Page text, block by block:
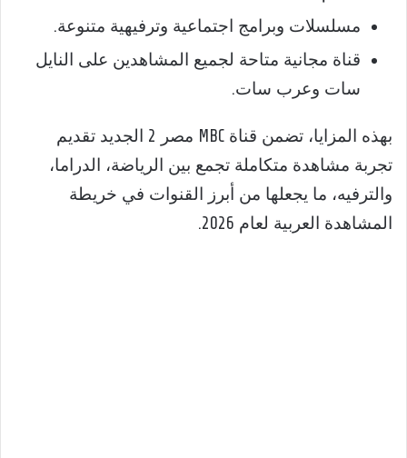
مسلسلات وبرامج اجتماعية وترفيهية متنوعة.
قناة مجانية متاحة لجميع المشاهدين على النايل
سات وعرب سات.
بهذه المزايا، تضمن قناة MBC مصر 2 الجديد تقديم
تجربة مشاهدة متكاملة تجمع بين الرياضة، الدراما،
والترفيه، ما يجعلها من أبرز القنوات في خريطة
المشاهدة العربية لعام 2026.